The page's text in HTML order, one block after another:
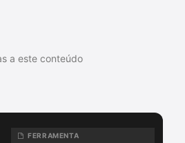
a este conteúdo
FERRAMENTA